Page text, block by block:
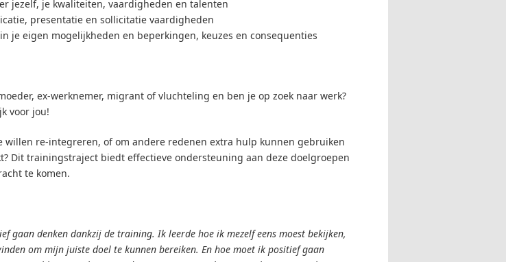
jezelf, je kwaliteiten, vaardigheden en talenten
presentatie en sollicitatie vaardigheden
je eigen mogelijkheden en beperkingen, keuzes en consequenties
ex-werknemer, migrant of vluchteling en ben je op zoek naar werk?
voor jou!
willen re-integreren, of om andere redenen extra hulp kunnen gebruiken
Dit trainingstraject biedt effectieve ondersteuning aan deze doelgroepen
te komen.
gaan denken dankzij de training. Ik leerde hoe ik mezelf eens moest bekijken,
om mijn juiste doel te kunnen bereiken. En hoe moet ik positief gaan